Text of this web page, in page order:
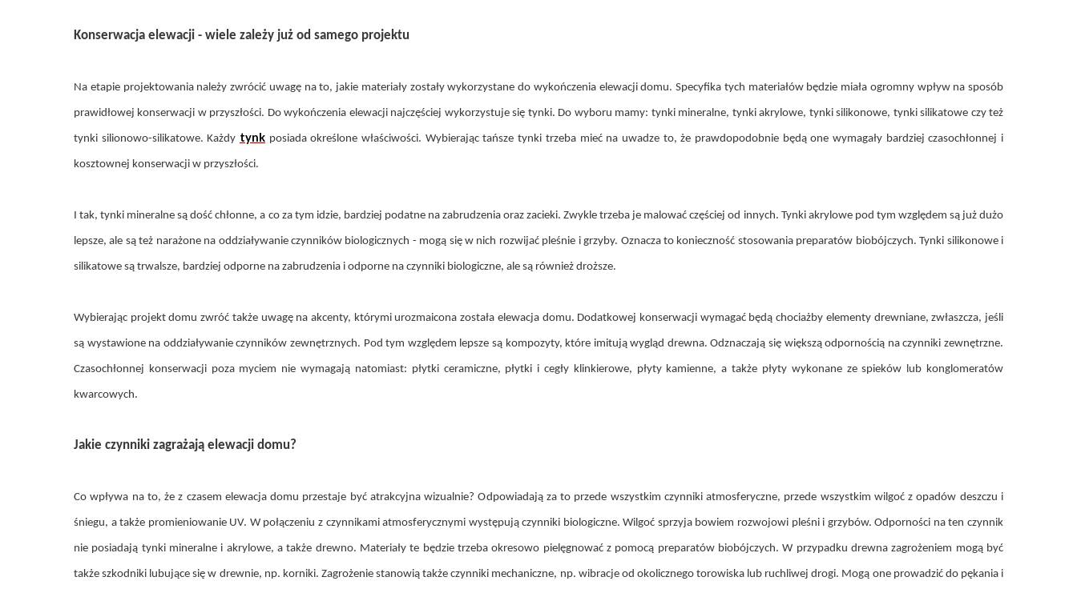
Konserwacja elewacji - wiele zależy już od samego projektu
Na etapie projektowania należy zwrócić uwagę na to, jakie materiały zostały wykorzystane do wykończenia elewacji domu. Specyfika tych materiałów będzie miała ogromny wpływ na sposób
prawidłowej konserwacji w przyszłości. Do wykończenia elewacji najczęściej wykorzystuje się tynki. Do wyboru mamy: tynki mineralne, tynki akrylowe, tynki silikonowe, tynki silikatowe czy też
tynki silionowo-silikatowe. Każdy tynk posiada określone właściwości. Wybierając tańsze tynki trzeba mieć na uwadze to, że prawdopodobnie będą one wymagały bardziej czasochłonnej i
kosztownej konserwacji w przyszłości.
I tak, tynki mineralne są dość chłonne, a co za tym idzie, bardziej podatne na zabrudzenia oraz zacieki. Zwykle trzeba je malować częściej od innych. Tynki akrylowe pod tym względem są już dużo
lepsze, ale są też narażone na oddziaływanie czynników biologicznych - mogą się w nich rozwijać pleśnie i grzyby. Oznacza to konieczność stosowania preparatów biobójczych. Tynki silikonowe i
silikatowe są trwalsze, bardziej odporne na zabrudzenia i odporne na czynniki biologiczne, ale są również droższe.
Wybierając projekt domu zwróć także uwagę na akcenty, którymi urozmaicona została elewacja domu. Dodatkowej konserwacji wymagać będą chociażby elementy drewniane, zwłaszcza, jeśli
są wystawione na oddziaływanie czynników zewnętrznych. Pod tym względem lepsze są kompozyty, które imitują wygląd drewna. Odznaczają się większą odpornością na czynniki zewnętrzne.
Czasochłonnej konserwacji poza myciem nie wymagają natomiast: płytki ceramiczne, płytki i cegły klinkierowe, płyty kamienne, a także płyty wykonane ze spieków lub konglomeratów
kwarcowych.
Jakie czynniki zagrażają elewacji domu?
Co wpływa na to, że z czasem elewacja domu przestaje być atrakcyjna wizualnie? Odpowiadają za to przede wszystkim czynniki atmosferyczne, przede wszystkim wilgoć z opadów deszczu i
śniegu, a także promieniowanie UV. W połączeniu z czynnikami atmosferycznymi występują czynniki biologiczne. Wilgoć sprzyja bowiem rozwojowi pleśni i grzybów. Odporności na ten czynnik
nie posiadają tynki mineralne i akrylowe, a także drewno. Materiały te będzie trzeba okresowo pielęgnować z pomocą preparatów biobójczych. W przypadku drewna zagrożeniem mogą być
także szkodniki lubujące się w drewnie, np. korniki. Zagrożenie stanowią także czynniki mechaniczne, np. wibracje od okolicznego torowiska lub ruchliwej drogi. Mogą one prowadzić do pękania i